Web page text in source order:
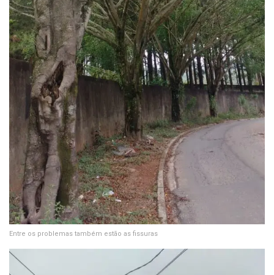
Entre os problemas também estão as fissuras